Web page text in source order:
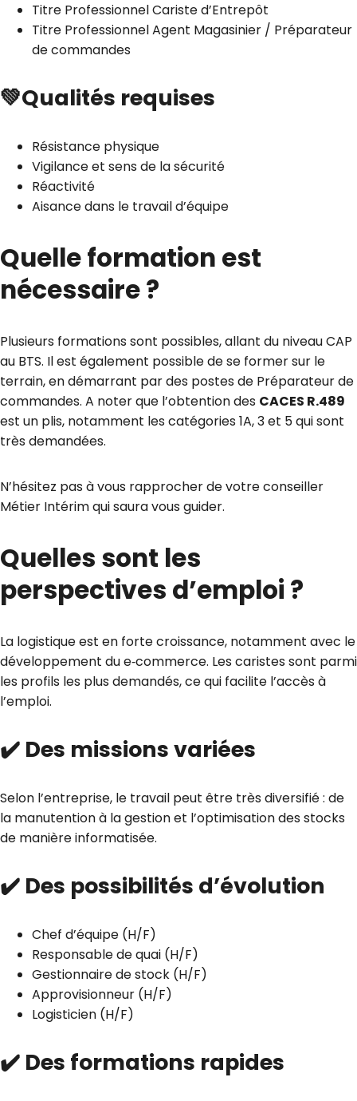
Titre Professionnel Cariste d’Entrepôt
Titre Professionnel Agent Magasinier / Préparateur
de commandes
💚Qualités requises
Résistance physique
Vigilance et sens de la sécurité
Réactivité
Aisance dans le travail d’équipe
Quelle formation est
nécessaire ?
Plusieurs formations sont possibles, allant du niveau CAP
au BTS. Il est également possible de se former sur le
terrain, en démarrant par des postes de Préparateur de
commandes. A noter que l’obtention des CACES R.489
est un plis, notamment les catégories 1A, 3 et 5 qui sont
très demandées.
N’hésitez pas à vous rapprocher de votre conseiller
Métier Intérim qui saura vous guider.
Quelles sont les
perspectives d’emploi ?
La logistique est en forte croissance, notamment avec le
développement du e‑commerce. Les caristes sont parmi
les profils les plus demandés, ce qui facilite l’accès à
l’emploi.
✔️ Des missions variées
Selon l’entreprise, le travail peut être très diversifié : de
la manutention à la gestion et l’optimisation des stocks
de manière informatisée.
✔️ Des possibilités d’évolution
Chef d’équipe (H/F)
Responsable de quai (H/F)
Gestionnaire de stock (H/F)
Approvisionneur (H/F)
Logisticien (H/F)
✔️ Des formations rapides